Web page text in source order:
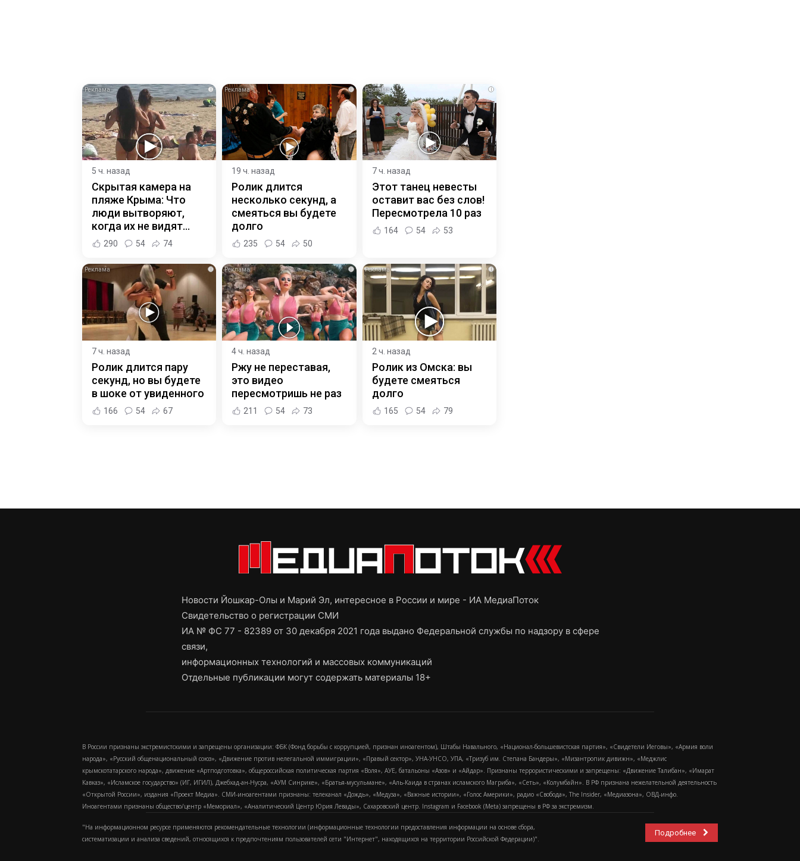
i
5 ч. назад
Скрытая камера на
пляже Крыма: Что
люди вытворяют,
когда их не видят...
290 54 74
i
19 ч. назад
Ролик длится
несколько секунд, а
смеяться вы будете
долго
235 54 50
i
7 ч. назад
Этот танец невесты
оставит вас без слов!
Пересмотрела 10 раз
164 54 53
i
7 ч. назад
Ролик длится пару
секунд, но вы будете
в шоке от увиденного
166 54 67
i
4 ч. назад
Ржу не переставая,
это видео
пересмотришь не раз
211 54 73
i
2 ч. назад
Ролик из Омска: вы
будете смеяться
долго
165 54 79
Новости Йошкар-Олы и Марий Эл, интересное в России и мире - ИА МедиаПоток
Свидетельство о регистрации СМИ
ИА № ФС 77 - 82389 от 30 декабря 2021 года выдано Федеральной службы по надзору в сфере
связи,
информационных технологий и массовых коммуникаций
Отдельные публикации могут содержать материалы 18+
В России признаны экстремистскими и запрещены организации: ФБК (Фонд борьбы с коррупцией, признан иноагентом), Штабы Навального, «Национал-большевистская партия», «Свидетели Иеговы», «Армия воли
народа», «Русский общенациональный союз», «Движение против нелегальной иммиграции», «Правый сектор», УНА-УНСО, УПА, «Тризуб им. Степана Бандеры», «Мизантропик дивижн», «Меджлис
крымскотатарского народа», движение «Артподготовка», общероссийская политическая партия «Воля», АУЕ, батальоны «Азов» и «Айдар». Признаны террористическими и запрещены: «Движение Талибан», «Имарат
Кавказ», «Исламское государство» (ИГ, ИГИЛ), Джебхад-ан-Нусра, «АУМ Синрике», «Братья-мусульмане», «Аль-Каида в странах исламского Магриба», «Сеть», «Колумбайн». В РФ признана нежелательной деятельность
«Открытой России», издания «Проект Медиа». СМИ-иноагентами признаны: телеканал «Дождь», «Медуза», «Важные истории», «Голос Америки», радио «Свобода», The Insider, «Медиазона», ОВД-инфо.
Иноагентами признаны общество/центр «Мемориал», «Аналитический Центр Юрия Левады», Сахаровский центр. Instagram и Facebook (Metа) запрещены в РФ за экстремизм.
"На информационном ресурсе применяются рекомендательные технологии (информационные технологии предоставления информации на основе сбора,
систематизации и анализа сведений, относящихся к предпочтениям пользователей сети "Интернет", находящихся на территории Российской Федерации)".
Подробнее